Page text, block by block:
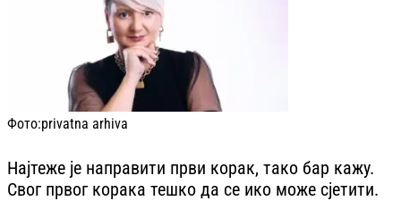
Фото:privatna arhiva
Најтеже је направити први корак, тако бар кажу.
Свог првог корака тешко да се ико може сјетити.